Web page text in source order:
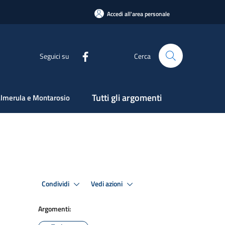
Accedi all'area personale
Seguici su Cerca
e Montarosio Tutti gli argomenti
Condividi Vedi azioni
Argomenti: